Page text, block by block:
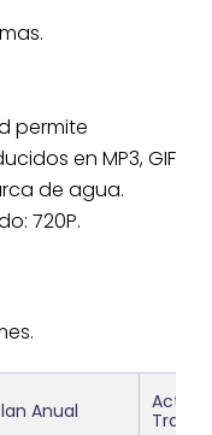
permite
en MP3, GIF
de agua.
720P.
Anual
Actas